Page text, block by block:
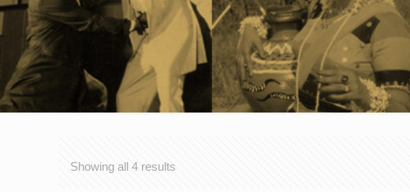
Showing all 4 results